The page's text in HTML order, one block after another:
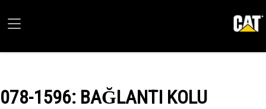
078-1596: BAĞLANTI KOLU